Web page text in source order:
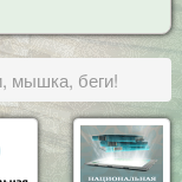
мышка, беги!